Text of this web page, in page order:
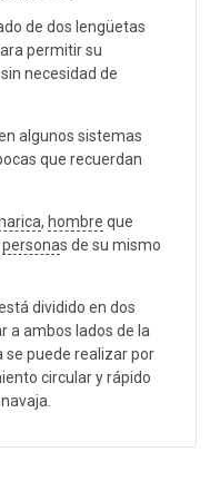
de dos lengüetas
permitir su
necesidad de
algunos sistemas
que recuerdan
, hombre que
personas de su mismo
dividido en dos
a ambos lados de la
se puede realizar por
circular y rápido